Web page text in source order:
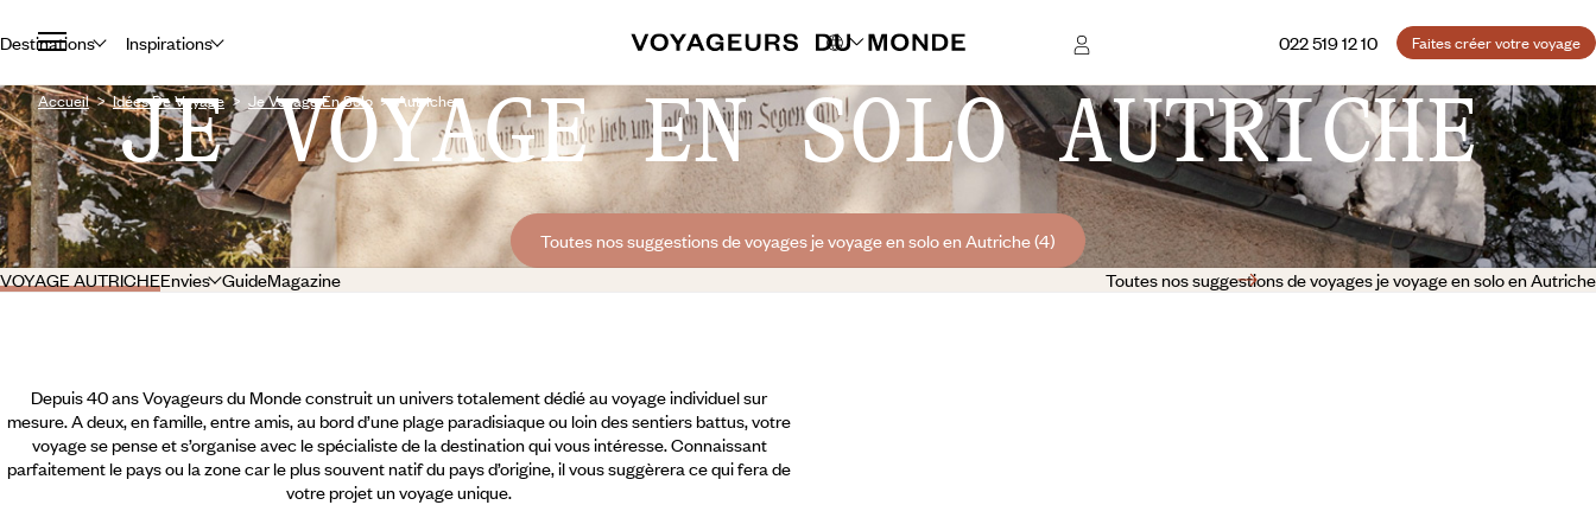
Destinations Inspirations 022 519 12 10 Faites créer votre voyage
Accueil Idées De Voyage Je Voyage En Solo Autriche
JE VOYAGE EN SOLO AUTRICHE
Toutes nos suggestions de voyages je voyage en solo en Autriche (4)
VOYAGE AUTRICHEEnvies GuideMagazine Toutes nos suggestions de voyages je voyage en solo en Autriche
Depuis 40 ans Voyageurs du Monde construit un univers totalement dédié au voyage individuel sur
mesure. A deux, en famille, entre amis, au bord d’une plage paradisiaque ou loin des sentiers battus, votre
voyage se pense et s’organise avec le spécialiste de la destination qui vous intéresse. Connaissant
parfaitement le pays ou la zone car le plus souvent natif du pays d’origine, il vous suggèrera ce qui fera de
votre projet un voyage unique.